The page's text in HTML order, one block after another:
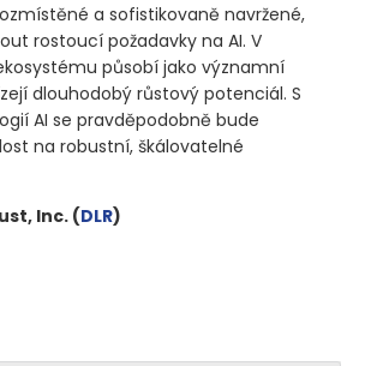
a sofistikovaně navržené,
rostoucí požadavky na AI. V
působí jako významní
dlouhodobý růstový potenciál. S
AI se pravděpodobně bude
na robustní, škálovatelné
Inc. (DLR)